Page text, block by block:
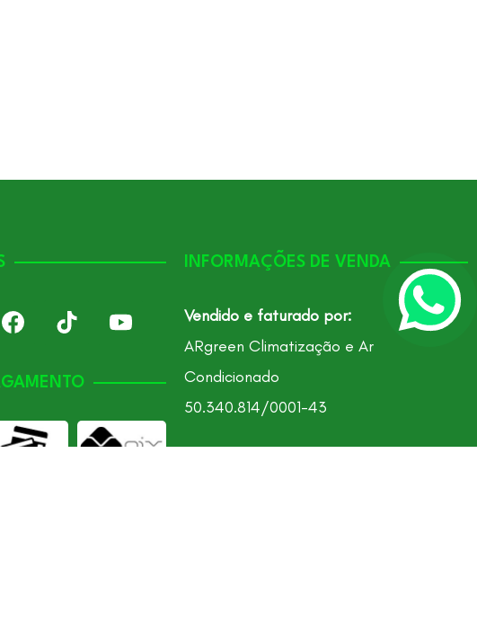
INFORMAÇÕES DE VENDA
Vendido e faturado por:
ARgreen Climatização e Ar
Condicionado
50.340.814/0001-43